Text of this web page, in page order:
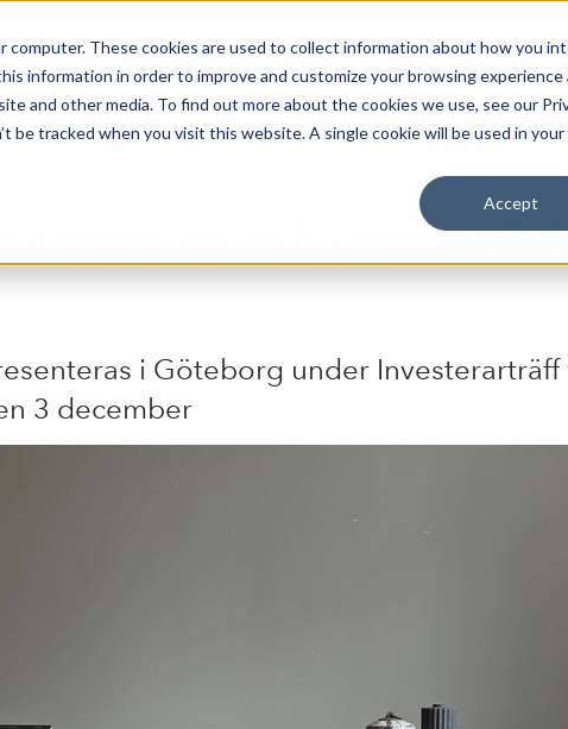
computer. These cookies are used to collect information about how you
information in order to improve and customize your browsing
and other media. To find out more about the cookies we use, see our
be tracked when you visit this website. A single cookie will be used in
Accept
Art och Design:
i Göteborg under
3 december